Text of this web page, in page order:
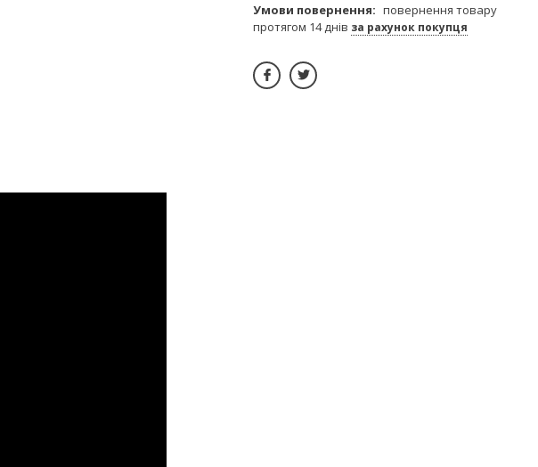
повернення товару
протягом 14 днів за рахунок покупця